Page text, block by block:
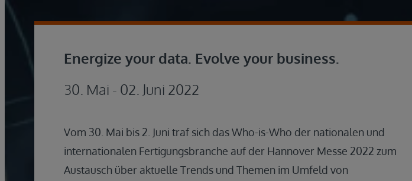
Energize your data. Evolve your business.
30. Mai - 02. Juni 2022
Vom 30. Mai bis 2. Juni traf sich das Who-is-Who der nationalen und
internationalen Fertigungsbranche auf der Hannover Messe 2022 zum
Austausch über aktuelle Trends und Themen im Umfeld von